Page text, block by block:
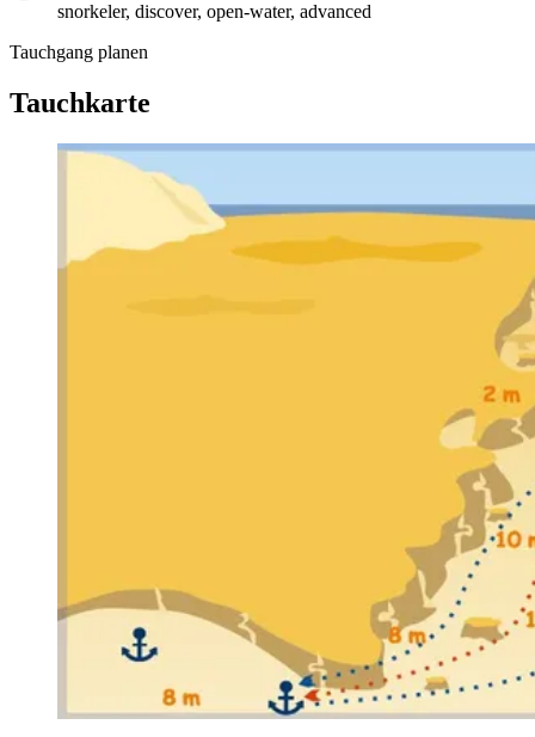
snorkeler, discover, open-water, advanced
Tauchgang planen
Tauchkarte